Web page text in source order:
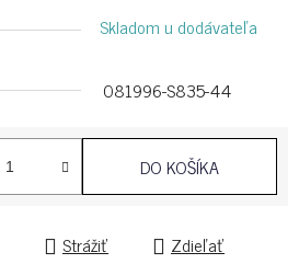
Skladom u dodávateľa
081996-S835-44
DO KOŠÍKA
Strážiť Zdieľať